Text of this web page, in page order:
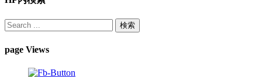
page Views